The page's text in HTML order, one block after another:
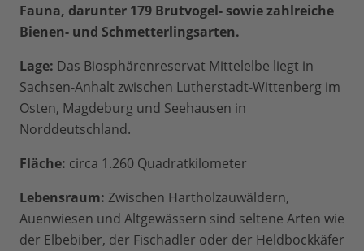
Fauna, darunter 179 Brutvogel- sowie zahlreiche
Bienen- und Schmetterlingsarten.
Lage: Das Biosphärenreservat Mittelelbe liegt in
Sachsen-Anhalt zwischen Lutherstadt-Wittenberg im
Osten, Magdeburg und Seehausen in
Norddeutschland.
Fläche: circa 1.260 Quadratkilometer
Lebensraum: Zwischen Hartholzauwäldern,
Auenwiesen und Altgewässern sind seltene Arten wie
der Elbebiber, der Fischadler oder der Heldbockkäfer